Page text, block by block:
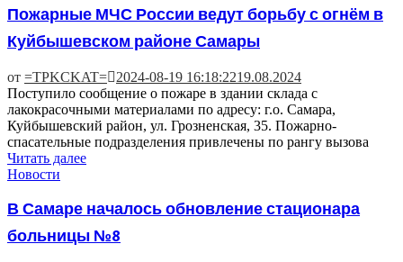
Пожарные МЧС России ведут борьбу с огнём в
Куйбышевском районе Самары
от =TPKCKAT= 2024-08-19 16:18:2219.08.2024
Поступило сообщение о пожаре в здании склада с
лакокрасочными материалами по адресу: г.о. Самара,
Куйбышевский район, ул. Грозненская, 35. Пожарно-
спасательные подразделения привлечены по рангу вызова
Читать далее
Новости
В Самаре началось обновление стационара
больницы №8